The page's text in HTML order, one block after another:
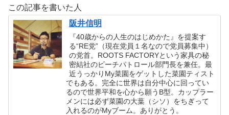
この記事を書いた人
阪井信明
『40歳からの人生のはじめかた』を提案す
る“RE党”（現在党員１名なので党員募集中）
の党首。ROOTS FACTORYという家具の秘
密結社のビーチパトロール部門長を兼任。最
近うっかりMy菜園をゲットした菜園ティスト
でもある。完全に世界は自分中心に回ってい
るので世界平和を心から願うB型。カップラー
メンには必ず菜園の大葉（シソ）をちぎって
入れるのがMyブーム。ありがとう。